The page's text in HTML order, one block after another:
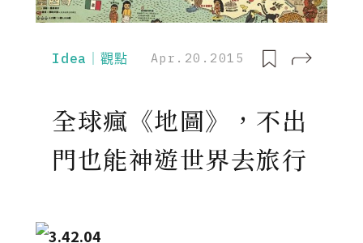
Idea｜觀點 Apr.20.2015
全球瘋《地圖》，不出
門也能神遊世界去旅行